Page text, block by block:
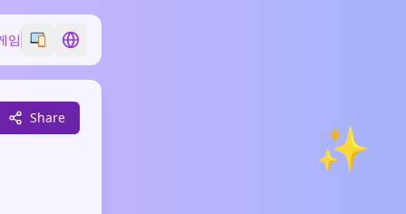
임 Switch emoji style
Switch language
✨
Share